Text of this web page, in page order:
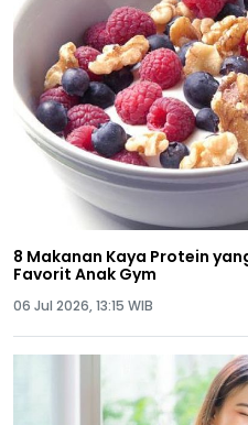
8 Makanan Kaya Protein
Favorit Anak Gym
06 Jul 2026, 13:15 WIB